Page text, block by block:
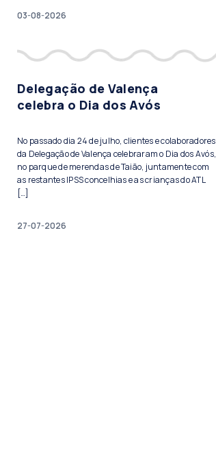
03-08-2026
Delegação de Valença
celebra o Dia dos Avós
No passado dia 24 de julho, clientes e colaboradores
da Delegação de Valença celebraram o Dia dos Avós,
no parque de merendas de Taião, juntamente com
as restantes IPSS concelhias e as crianças do ATL
[…]
27-07-2026